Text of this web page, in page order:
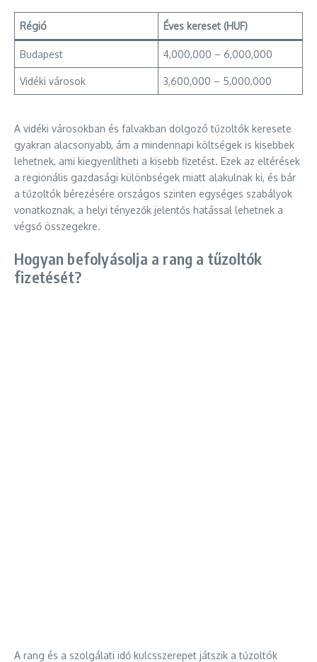
Régió Éves kereset (HUF)
Budapest 4,000,000 – 6,000,000
Vidéki városok 3,600,000 – 5,000,000
A vidéki városokban és falvakban dolgozó tűzoltók keresete
gyakran alacsonyabb, ám a mindennapi költségek is kisebbek
lehetnek, ami kiegyenlítheti a kisebb fizetést. Ezek az eltérések
a regionális gazdasági különbségek miatt alakulnak ki, és bár
a tűzoltók bérezésére országos szinten egységes szabályok
vonatkoznak, a helyi tényezők jelentős hatással lehetnek a
végső összegekre.
Hogyan befolyásolja a rang a tűzoltók
fizetését?
A rang és a szolgálati idő kulcsszerepet játszik a tűzoltók